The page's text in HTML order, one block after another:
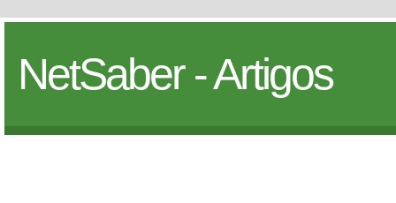
NetSaber - Artigos